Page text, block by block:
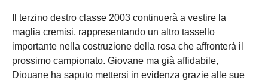
Il terzino destro classe 2003 continuerà a vestire la
maglia cremisi, rappresentando un altro tassello
importante nella costruzione della rosa che affronterà il
prossimo campionato. Giovane ma già affidabile,
Diouane ha saputo mettersi in evidenza grazie alle sue